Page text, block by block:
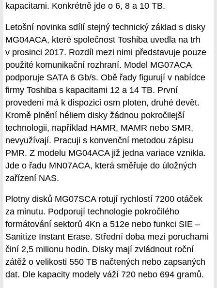
kapacitami. Konkrétně jde o 6, 8 a 10 TB.
Letošní novinka sdílí stejný technický základ s disky
MG04ACA, které společnost Toshiba uvedla na trh
v prosinci 2017. Rozdíl mezi nimi představuje pouze
použité komunikační rozhraní. Model MG07ACA
podporuje SATA 6 Gb/s. Obě řady figurují v nabídce
firmy Toshiba s kapacitami 12 a 14 TB. První
provedení má k dispozici osm ploten, druhé devět.
Kromě plnění héliem disky žádnou pokročilejší
technologii, například HAMR, MAMR nebo SMR,
nevyužívají. Pracuji s konvenční metodou zápisu
PMR. Z modelu MG04ACA již jedna variace vznikla.
Jde o řadu MN07ACA, která směřuje do úložných
zařízení NAS.
Plotny disků MG07SCA rotují rychlostí 7200 otáček
za minutu. Podporují technologie pokročilého
formátování sektorů 4Kn a 512e nebo funkci SIE –
Sanitize Instant Erase. Střední doba mezi poruchami
činí 2,5 milionu hodin. Disky mají zvládnout roční
zátěž o velikosti 550 TB načtených nebo zapsaných
dat. Dle kapacity modely váží 720 nebo 694 gramů.